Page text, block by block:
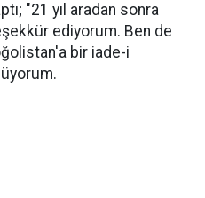
"21 yıl aradan sonra
ediyorum. Ben de
bir iade-i